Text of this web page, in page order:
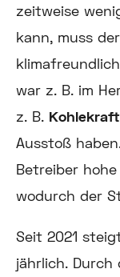
zeitweise
kann, muss der
war z. B. im
z. B.
Ausstoß
Betreiber
wodurch der
Seit 2021
jährlich.